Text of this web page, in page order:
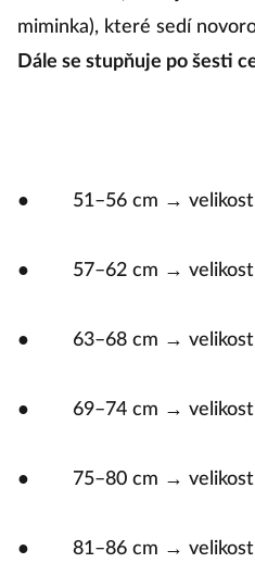
miminka), které sedí
Dále se stupňuje po šesti
● 51–56 cm → velikost
● 57–62 cm → velikost
● 63–68 cm → velikost
● 69–74 cm → velikost
● 75–80 cm → velikost
● 81–86 cm → velikost